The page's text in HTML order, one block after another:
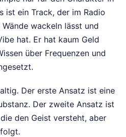
ist ein Track, der im Radio
wackeln lässt und
hat. Er hat kaum Geld
über Frequenzen und
Der erste Ansatz ist eine
Der zweite Ansatz ist
den Geist versteht, aber